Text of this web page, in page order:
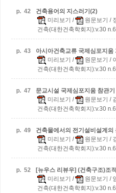
p. 42
건축용어의 지스러기(2)
미리보기 / 원문보기 /
건축(대한건축학회지):v.30
p. 43 아시아건축교류 국제심포지움
미리보기 / 원문보기 /
건축(대한건축학회지):v.30
p. 47
문교시설 국제심포지움 참관기
미리보기 / 원문보기 /
건축(대한건축학회지):v.30
p. 49
건축물에서의 전기설비설계의
미리보기 / 원문보기 /
건축(대한건축학회지):v.30
p. 52
[뉴우스 리뷰우] (건축구조)조
미리보기 / 원문보기 /
건축(대한건축학회지):v.30